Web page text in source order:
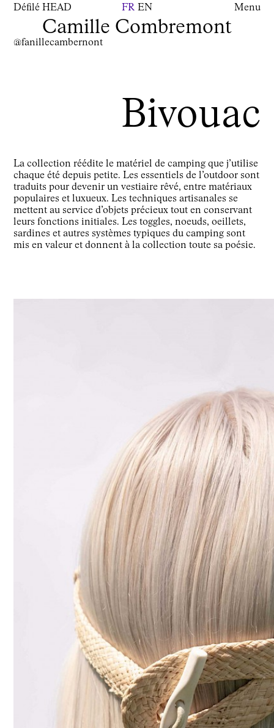
Défilé HEAD FR EN Menu
Camille Combremont
@fanillecambernont
Bivouac
La collection réédite le matériel de camping que j’utilise
chaque été depuis petite. Les essentiels de l’outdoor sont
traduits pour devenir un vestiaire rêvé, entre matériaux
populaires et luxueux. Les techniques artisanales se
mettent au service d’objets précieux tout en conservant
leurs fonctions initiales. Les toggles, noeuds, oeillets,
sardines et autres systèmes typiques du camping sont
mis en valeur et donnent à la collection toute sa poésie.